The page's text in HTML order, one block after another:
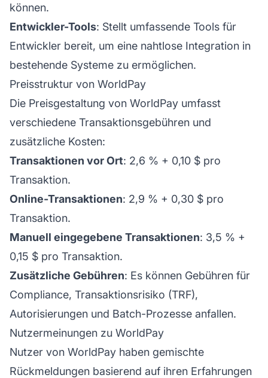
können.
Entwickler-Tools: Stellt umfassende Tools für
Entwickler bereit, um eine nahtlose Integration in
bestehende Systeme zu ermöglichen.
Preisstruktur von WorldPay
Die Preisgestaltung von WorldPay umfasst
verschiedene Transaktionsgebühren und
zusätzliche Kosten:
Transaktionen vor Ort: 2,6 % + 0,10 $ pro
Transaktion.
Online-Transaktionen: 2,9 % + 0,30 $ pro
Transaktion.
Manuell eingegebene Transaktionen: 3,5 % +
0,15 $ pro Transaktion.
Zusätzliche Gebühren: Es können Gebühren für
Compliance, Transaktionsrisiko (TRF),
Autorisierungen und Batch-Prozesse anfallen.
Nutzermeinungen zu WorldPay
Nutzer von WorldPay haben gemischte
Rückmeldungen basierend auf ihren Erfahrungen